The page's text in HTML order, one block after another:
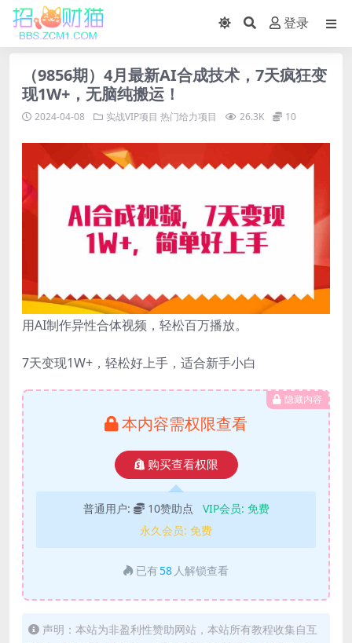
登录
（9856期）4月最新AI合成技术，7天疯狂变
现1W+，无脑纯搬运！
2024-04-08 实战VIP项目 热门给力项目 26.3K 10
用AI制作异性合体视频，轻松百万播放。
7天变现1W+，轻松好上手，适合新手小白
隐藏内容
本内容需权限查看
购买查看权限
普通用户: 10赞助点 VIP会员: 免费
永久会员: 免费
已有 58 人解锁查看
声明：本站为非盈利性赞助网站，本站所有教程收集自互